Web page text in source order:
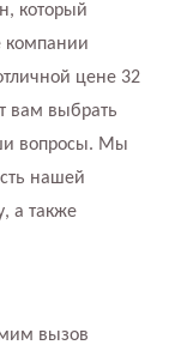
который
компании
цене 32
вам выбрать
вопросы. Мы
нашей
а также
вызов